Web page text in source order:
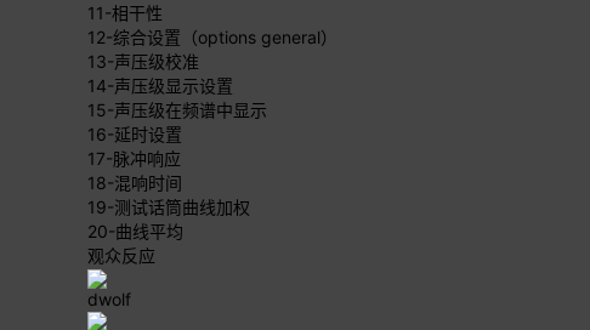
11-相干性
12-综合设置（options general）
13-声压级校准
14-声压级显示设置
15-声压级在频谱中显示
16-延时设置
17-脉冲响应
18-混响时间
19-测试话筒曲线加权
20-曲线平均
观众反应
dwolf